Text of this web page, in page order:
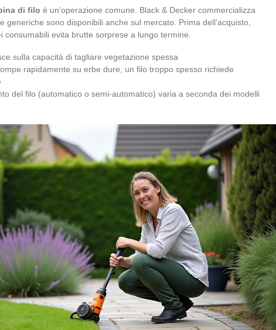
di filo è un’operazione comune. Black & Decker commercializza
generiche sono disponibili anche sul mercato. Prima dell’acquisto,
consumabili evita brutte sorprese a lungo termine.
sulla capacità di tagliare vegetazione spessa
rapidamente su erbe dure, un filo troppo spesso richiede
del filo (automatico o semi-automatico) varia a seconda dei modelli